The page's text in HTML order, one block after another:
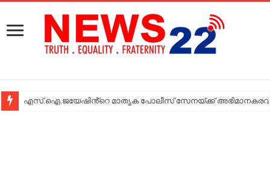
എസ്.ഐ.ജയേഷിൻ്റെ മാതൃക പോലീസ് സേനയ്ക്ക്